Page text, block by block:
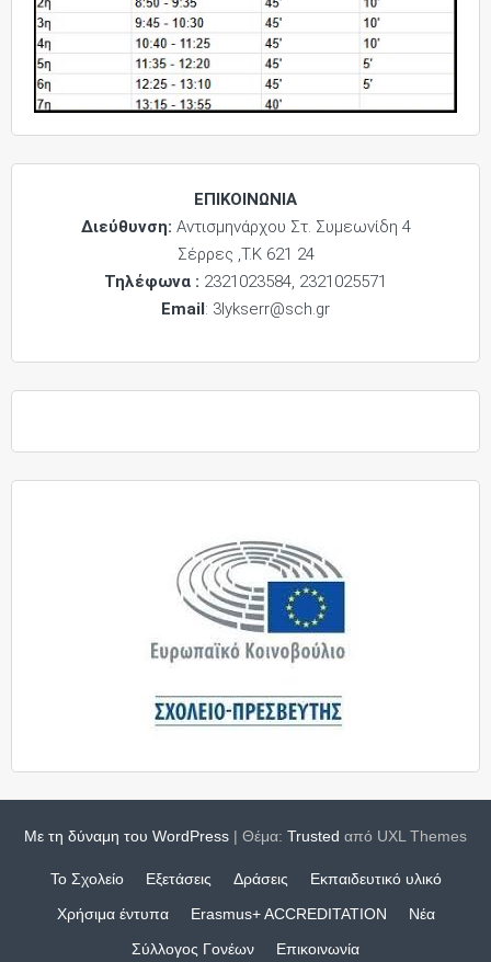
ΕΠΙΚΟΙΝΩΝΙΑ
Διεύθυνση: Αντισμηνάρχου Στ. Συμεωνίδη 4
Σέρρες ,Τ.Κ 621 24
Τηλέφωνα : 2321023584, 2321025571
Email: 3lykserr@sch.gr
Με τη δύναμη του WordPress | Θέμα: Trusted από UXL Themes
Το Σχολείο Εξετάσεις Δράσεις
Εκπαιδευτικό υλικό
Χρήσιμα έντυπα
Erasmus+ ACCREDITATION
Νέα
Σύλλογος Γονέων
Επικοινωνία